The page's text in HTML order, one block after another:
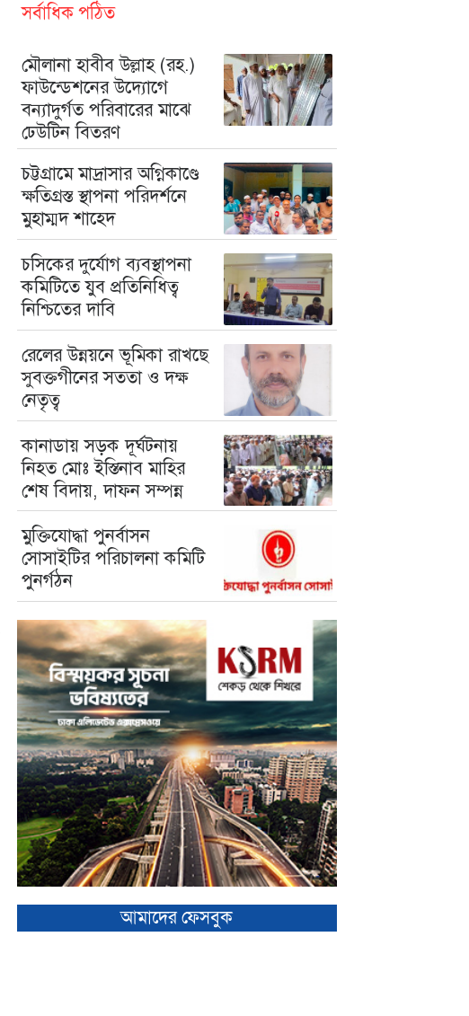
সর্বাধিক পঠিত
মৌলানা হাবীব উল্লাহ (রহ.)
ফাউন্ডেশনের উদ্যোগে
বন্যাদুর্গত পরিবারের মাঝে
ঢেউটিন বিতরণ
চট্টগ্রামে মাদ্রাসার অগ্নিকাণ্ডে
ক্ষতিগ্রস্ত স্থাপনা পরিদর্শনে
মুহাম্মদ শাহেদ
চসিকের দুর্যোগ ব্যবস্থাপনা
কমিটিতে যুব প্রতিনিধিত্ব
নিশ্চিতের দাবি
রেলের উন্নয়নে ভূমিকা রাখছে
সুবক্তগীনের সততা ও দক্ষ
নেতৃত্ব
কানাডায় সড়ক দূর্ঘটনায়
নিহত মোঃ ইস্তিনাব মাহির
শেষ বিদায়, দাফন সম্পন্ন
মুক্তিযোদ্ধা পুনর্বাসন
সোসাইটির পরিচালনা কমিটি
পুনর্গঠন
আমাদের ফেসবুক